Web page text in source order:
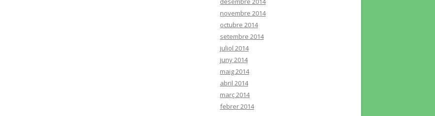
novembre 2014
octubre 2014
setembre 2014
juliol 2014
juny 2014
maig 2014
abril 2014
març 2014
febrer 2014